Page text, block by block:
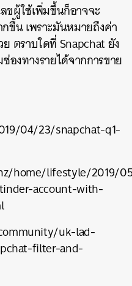
ขผู้ใช้เพิ่มขึ้นก็อาจจะ
ขึ้น เพราะมันหมายถึงค่า
ตราบใดที่ Snapchat ยัง
องทางรายได้จากการขาย
04/23/snapchat-q1-
home/lifestyle/2019/
account-with-
uk-lad-
filter-and-